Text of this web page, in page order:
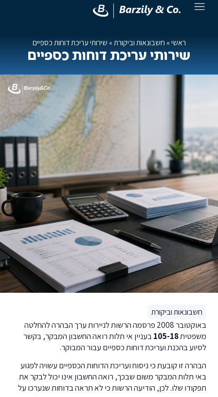
ראשי» חשבונאות וביקורת» שירותי עריכת דוחות כספיים
שירותי עריכת דוחות כספיים
חשבונאות וביקורת
באוקטובר 2008 פרסמה הרשות לניירות ערך הבהרה להחלטה
משפטית105-18בעניין אי תלות רואה החשבון המבקר, בקשר
לסיוע בהכנת ועריכת דוחות כספיים עבור המבוקר.
הבהרה זו קובעת כי ניסוח ועריכת הדוחות הכספיים עשויה לפגוע
באי תלות המבקר משום שבכך, רואה החשבון אינו יכול לבקר את
תפקודו שלו. לכן, הודיעה הרשות כי לא תראה בדוחות שנערכו על